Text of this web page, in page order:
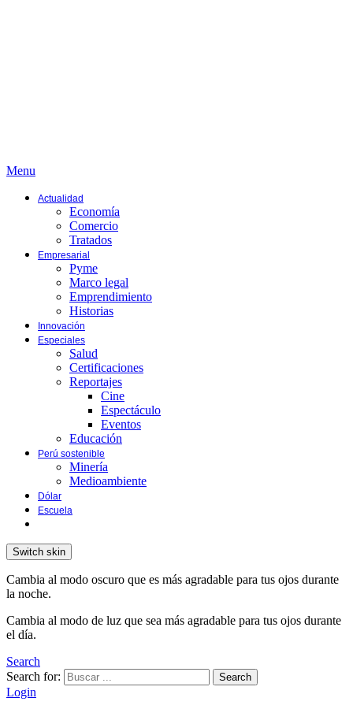
Menu
Actualidad
Economía
Comercio
Tratados
Empresarial
Pyme
Marco legal
Emprendimiento
Historias
Innovación
Especiales
Salud
Certificaciones
Reportajes
Cine
Espectáculo
Eventos
Educación
Perú sostenible
Minería
Medioambiente
Dólar
Escuela
Switch skin
Cambia al modo oscuro que es más agradable para tus ojos durante
la noche.
Cambia al modo de luz que sea más agradable para tus ojos durante
el día.
Search
Search for:
Search
Login